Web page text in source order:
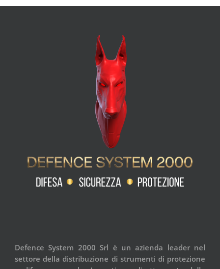
Defence System 2000 Srl è un azienda leader nel
settore della distribuzione di strumenti di protezione